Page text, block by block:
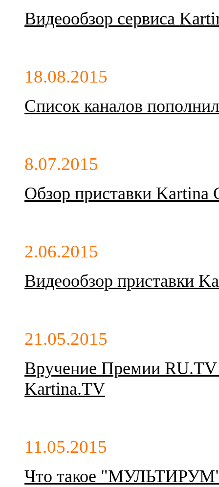
Видеообзор сервиса
18.08.2015
Список каналов
8.07.2015
Обзор приставки Kartina
2.06.2015
Видеообзор приставки
21.05.2015
Вручение Премии
Kartina.TV
11.05.2015
Что такое